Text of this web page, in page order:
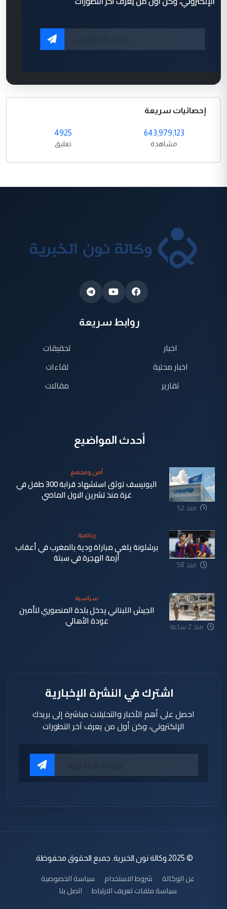
إحصائيات سريعة
643,979,123
مشاهدة
4925
تعليق
روابط سريعة
اخبار
اخبار محلية
تقارير
تحقيقات
لقاءات
مقالات
أحدث المواضيع
منذ 52
أمن ومجتمع
اليونيسف توثق استشهاد قرابة 300 طفل في
غزة منذ تشرين الاول الماضي
منذ 58
رياضية
برشلونة يلغي مباراة ودية بالمغرب في أعقاب
أزمة الهجرة في سبتة
منذ 2 ساعة
سياسية
الجيش اللبناني يدخل بلدة المنصوري لتأمين
عودة الأهالي
اشترك في النشرة الإخبارية
احصل على أهم الأخبار والتحليلات مباشرة إلى بريدك
الإلكتروني، وكن أول من يعرف آخر التطورات
© 2025 وكالة نون الخبرية. جميع الحقوق محفوظة.
عن الوكالة شروط الاستخدام
سياسة الخصوصية
سياسة ملفات تعريف الارتباط
اتصل بنا